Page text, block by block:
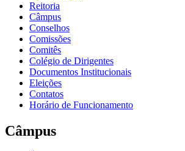
Reitoria
Câmpus
Conselhos
Comissões
Comitês
Colégio de Dirigentes
Documentos Institucionais
Eleições
Contatos
Horário de Funcionamento
Câmpus